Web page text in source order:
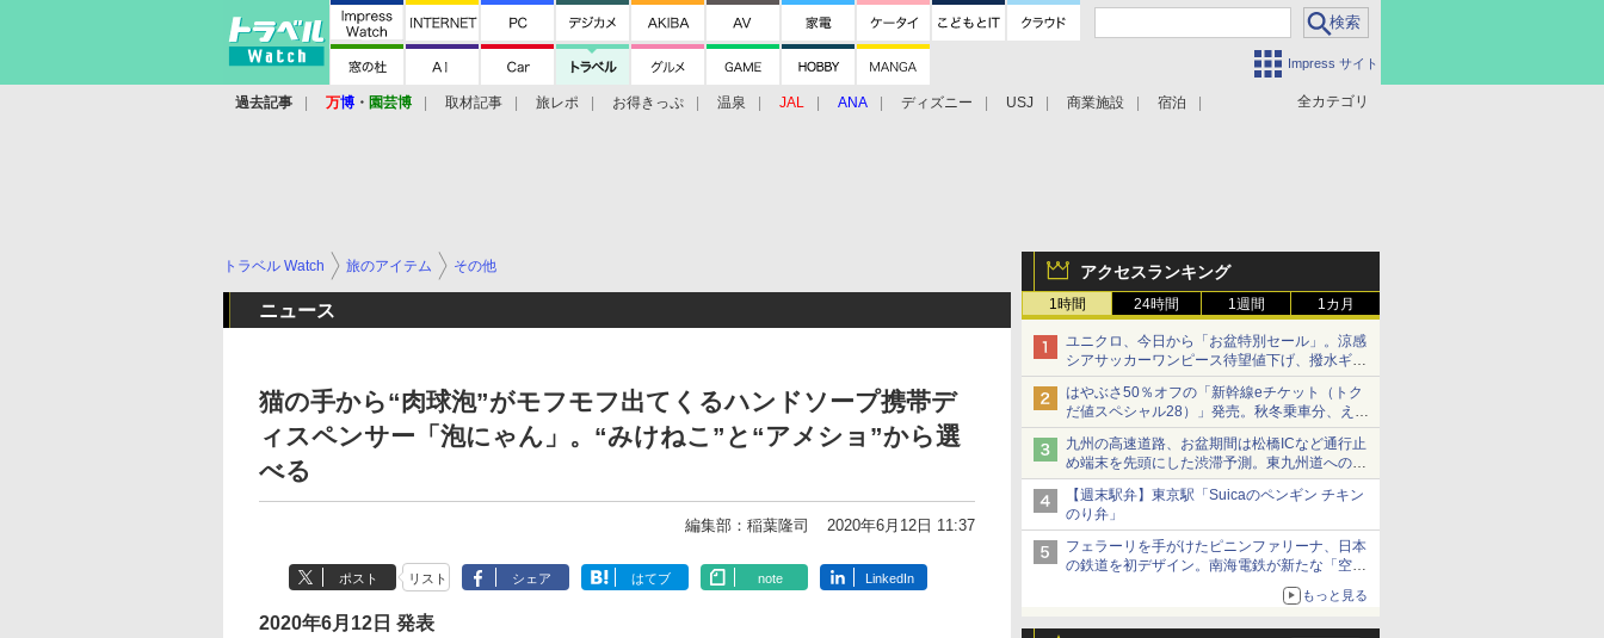
Impress サイト
全カテゴリ
過去記事 万博 ・ 園芸博 取材記事 旅レポ お得きっぷ 温泉 JAL ANA ディズニー USJ 商業施設 宿泊
アクセスランキング
1時間 24時間 1週間 1カ月
ユニクロ、今日から「お盆特別セール」。涼感
シアサッカーワンピース待望値下げ、撥水ギア
ショーツは1990円に
はやぶさ50％オフの「新幹線eチケット（トク
だ値スペシャル28）」発売。秋冬乗車分、えき
ねっと限定
九州の高速道路、お盆期間は松橋ICなど通行止
め端末を先頭にした渋滞予測。東九州道への迂
回は料金調整を実施
【週末駅弁】東京駅「Suicaのペンギン チキン
のり弁」
フェラーリを手がけたピニンファリーナ、日本
の鉄道を初デザイン。南海電鉄が新たな「空港
もっと見る
トラベル Watch 旅のアイテム その他
ニュース
猫の手から“肉球泡”がモフモフ出てくるハンドソープ携帯デ
ィスペンサー「泡にゃん」。“みけねこ”と“アメショ”から選
べる
編集部：稲葉隆司 2020年6月12日 11:37
ポスト リスト シェア はてブ note LinkedIn
2020年6月12日 発表